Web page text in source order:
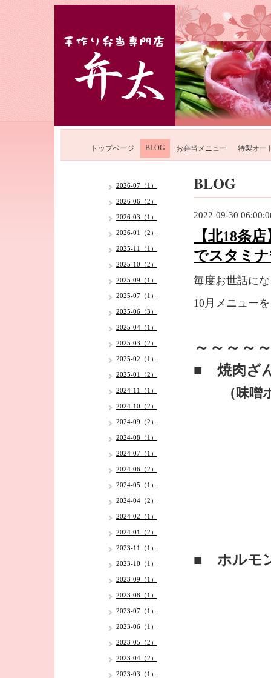
トップページ BLOG お弁当メニュー 特製オー
BLOG
2022-09-30
【北18条
でスタミ
毎度お世話に
10月メニュー
～～～～
■ 焼肉ざ
（味
■ ホルモ
2026-07（1）
2026-06（2）
2026-03（1）
2026-01（2）
2025-11（1）
2025-10（2）
2025-09（1）
2025-07（1）
2025-06（3）
2025-04（1）
2025-03（2）
2025-02（1）
2025-01（2）
2024-11（1）
2024-10（2）
2024-09（2）
2024-08（1）
2024-07（1）
2024-06（2）
2024-05（1）
2024-04（2）
2024-02（1）
2024-01（2）
2023-11（1）
2023-10（1）
2023-09（1）
2023-08（1）
2023-07（1）
2023-06（1）
2023-05（2）
2023-04（2）
2023-03（1）